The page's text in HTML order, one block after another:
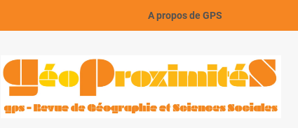
A propos de GPS